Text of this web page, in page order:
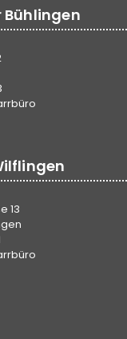
Bühlingen
13